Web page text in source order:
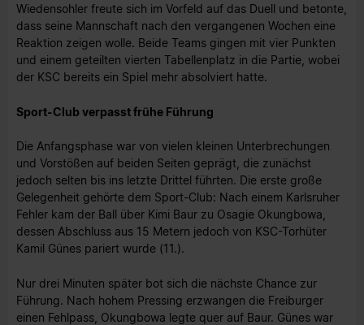
Wiedensohler freute sich im Vorfeld auf das Duell und betonte,
dass seine Mannschaft nach den vergangenen Wochen eine
Reaktion zeigen wolle. Beide Teams gingen mit vier Punkten
und einem geteilten vierten Tabellenplatz in die Partie, wobei
der KSC bereits ein Spiel mehr absolviert hatte.
Sport-Club verpasst frühe Führung
Die Anfangsphase war von vielen kleinen Unterbrechungen
und Vorstößen auf beiden Seiten geprägt, die zunächst
jedoch selten bis ins letzte Drittel führten. Die erste große
Gelegenheit gehörte dem Sport-Club: Nach einem Karlsruher
Fehler kam der Ball über Kimi Baur zu Osagie Okungbowa,
dessen Abschluss aus 15 Metern jedoch von KSC-Torhüter
Kamil Günes pariert wurde (11.).
Nur drei Minuten später bot sich die nächste Chance zur
Führung. Nach hohem Pressing erzwangen die Freiburger
einen Fehlpass, Okungbowa legte quer auf Baur. Günes war